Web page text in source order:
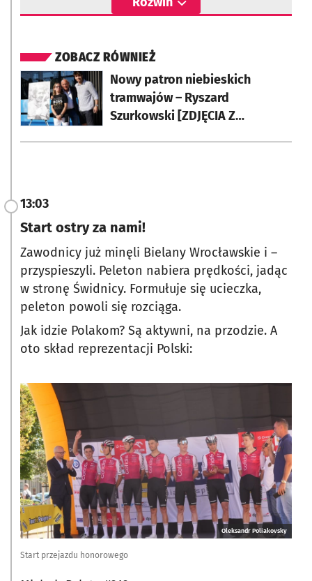
ZOBACZ RÓWNIEŻ
Nowy patron niebieskich
tramwajów – Ryszard
Szurkowski [ZDJĘCIA Z
otworzy się w nowej karcie
13:03
Start ostry za nami!
Zawodnicy już minęli Bielany Wrocławskie i –
przyspieszyli. Peleton nabiera prędkości, jadąc
w stronę Świdnicy. Formułuje się ucieczka,
peleton powoli się rozciąga.
Jak idzie Polakom? Są aktywni, na przodzie. A
oto skład reprezentacji Polski:
Oleksandr Poliakovsky
Start przejazdu honorowego